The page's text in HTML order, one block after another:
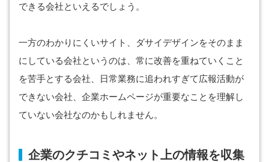
できる会社といえるでしょう。
一方のわかりにくいサイト、ダサイデザインをそのまま
にしている会社というのは、常に改善を重ねていくこと
を苦手とする会社、日常業務に追われすぎて広報活動が
できない会社、企業ホームページが重要なことを理解し
ていない会社なのかもしれません。
企業のクチコミやネット上の情報を収集